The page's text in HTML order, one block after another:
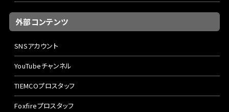
外部コンテンツ
SNSアカウント
YouTubeチャンネル
TIEMCOプロスタッフ
Foxfireプロスタッフ